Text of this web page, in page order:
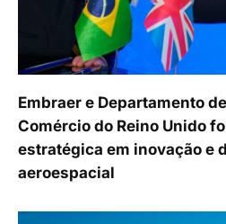
Embraer e Departamento
Comércio do Reino Unido
estratégica em inovação e
aeroespacial